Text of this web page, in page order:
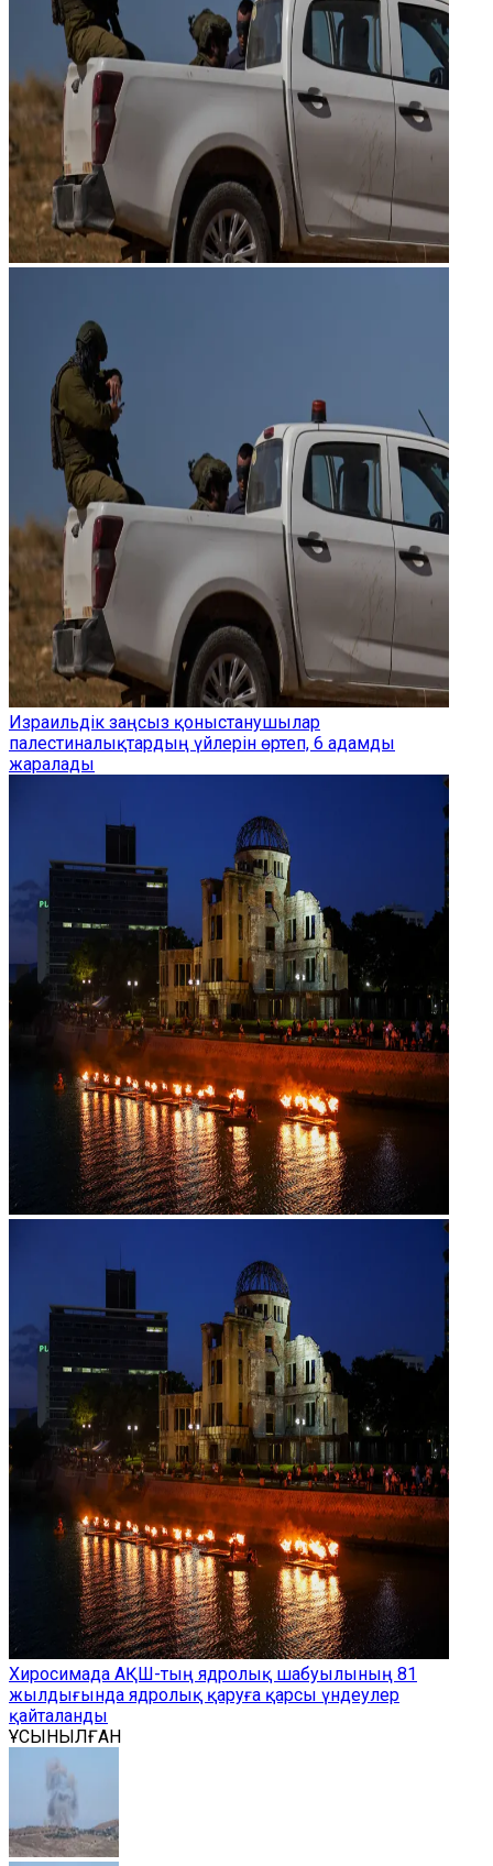
Израильдік заңсыз қоныстанушылар
палестиналықтардың үйлерін өртеп, 6 адамды
жаралады
Хиросимада АҚШ-тың ядролық шабуылының 81
жылдығында ядролық қаруға қарсы үндеулер
қайталанды
ҰСЫНЫЛҒАН